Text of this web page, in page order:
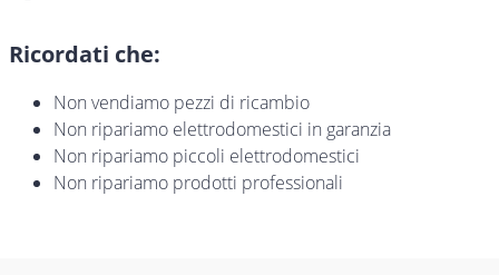
Ricordati che:
Non vendiamo pezzi di ricambio
Non ripariamo elettrodomestici in garanzia
Non ripariamo piccoli elettrodomestici
Non ripariamo prodotti professionali